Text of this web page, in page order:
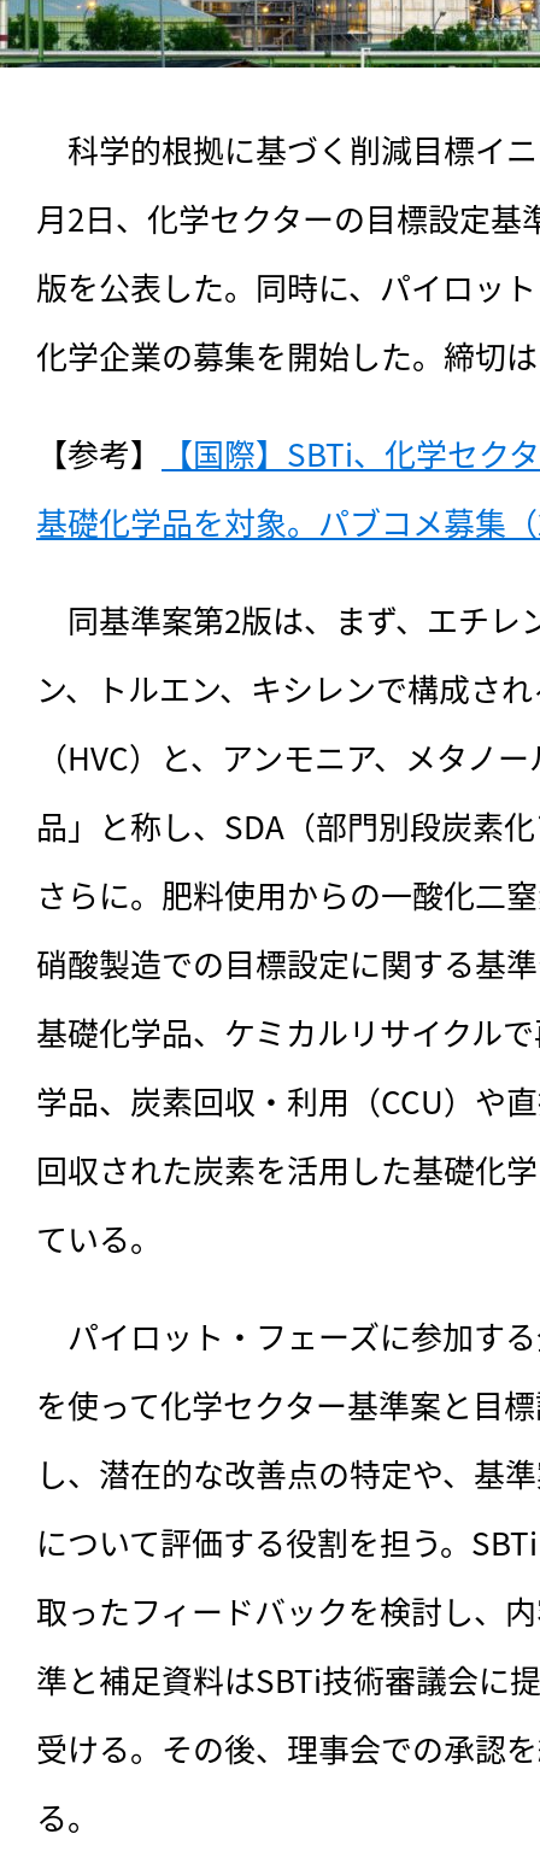
科学的根拠に基づく削減目標イ
月2日、化学セクターの目標設定基
版を公表した。同時に、パイロッ
化学企業の募集を開始した。締切
【参考】
【国際】SBTi、化学セク
基礎化学品を対象。パブコメ募集
同基準案第2版は、 まず、エチレ
ン、トルエン、キシレンで構成さ
（HVC）と、アンモニア、メタノ
品」と称し、SDA（部門別段炭素
さらに。肥料使用からの一酸化二
硝酸製造での目標設定に関する基
基礎化学品、ケミカルリサイクル
学品、炭素回収・利用（CCU）や
回収された炭素を活用した基礎化
ている。
パイロット・フェーズに参加す
を使って化学セクター基準案と目
し、潜在的な改善点の特定や、基
について評価する役割を担う。
取ったフィードバックを検討し、
準と補足資料はSBTi技術審議会に
受ける。その後、理事会での承認
る。